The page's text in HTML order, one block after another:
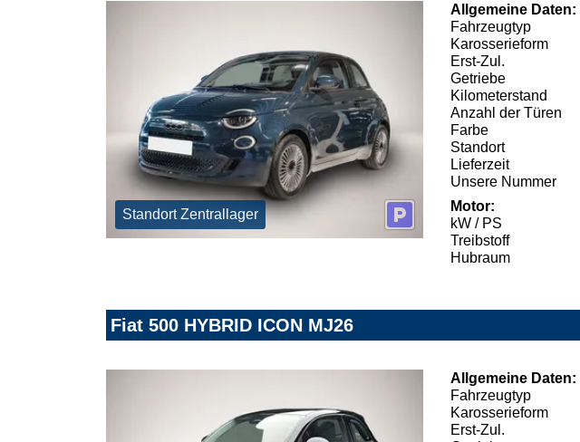
Standort Zentrallager
Allgemeine Daten:
Fahrzeugtyp
Karosserieform
Erst-Zul.
Getriebe
Kilometerstand
Anzahl der Türen
Farbe
Standort
Lieferzeit
Unsere Nummer
Motor:
kW / PS
Treibstoff
Hubraum
Fiat 500 HYBRID ICON MJ26
Allgemeine Daten:
Fahrzeugtyp
Karosserieform
Erst-Zul.